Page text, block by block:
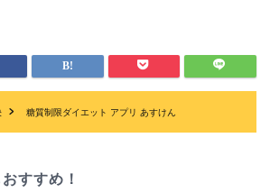
糖質制限ダイエット アプリ あすけん
すすめ！